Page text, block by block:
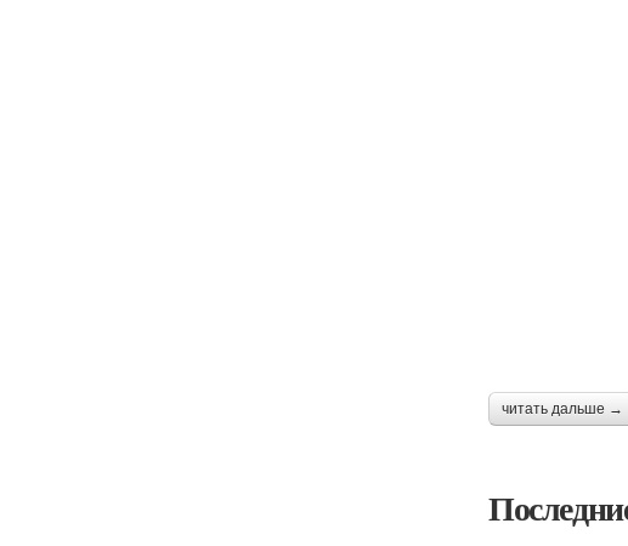
читать дальше →